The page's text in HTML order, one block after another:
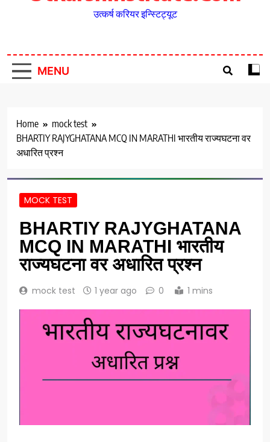
उत्कर्ष करियर इन्स्टिट्यूट
MENU
Home
mock test
BHARTIY RAJYGHATANA MCQ IN MARATHI भारतीय राज्यघटना वर
अधारित प्रश्न
MOCK TEST
BHARTIY RAJYGHATANA
MCQ IN MARATHI भारतीय
राज्यघटना वर अधारित प्रश्न
mock test 1 year ago 0 1 mins